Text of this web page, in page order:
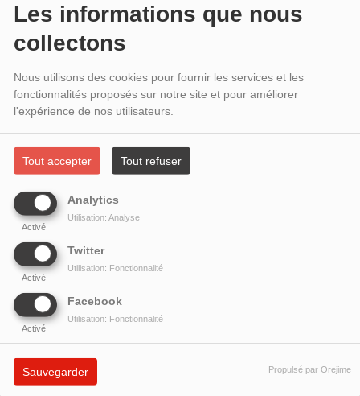
Les informations que nous
collectons
Nous utilisons des cookies pour fournir les services et les
fonctionnalités proposés sur notre site et pour améliorer
l'expérience de nos utilisateurs.
Tout accepter Tout refuser
Analytics
Activé
Utilisation: Analyse
Twitter
Activé
Utilisation: Fonctionnalité
Facebook
Activé
Utilisation: Fonctionnalité
Sauvegarder Propulsé par Orejime
L'ÉTINCELLE DANS LA VILLE #
LUNDI 1ER DÉCEMBRE 2025 -
L'ASSOCIATION ZELLIDJA
L'ÉTINCELLE DANS LA VILLE # 70 - L'ASSOCIATION
ZELLIDJA
Marine Fabulet
chargée de communication,